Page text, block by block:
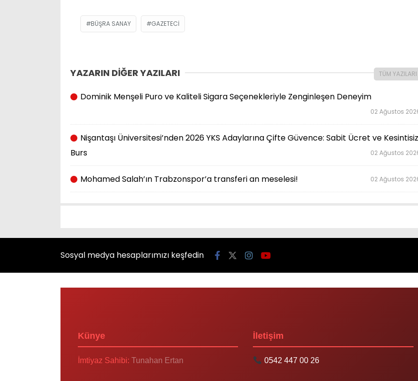
BÜŞRA SANAY GAZETECI
YAZARIN DİĞER YAZILARI TÜM YAZILARI
Dominik Menşeli Puro ve Kaliteli Sigara Seçenekleriyle Zenginleşen Deneyim
02 Ağustos
Nişantaşı Üniversitesi’nden 2026 YKS Adaylarına Çifte Güvence: Sabit Ücret ve Kesintisiz
Burs
02 Ağustos
Mohamed Salah’ın Trabzonspor’a transferi an meselesi! 02 Ağustos
Sosyal medya hesaplarımızı keşfedin
Künye
İmtiyaz Sahibi: Tunahan Ertan
İletişim
0542 447 00 26